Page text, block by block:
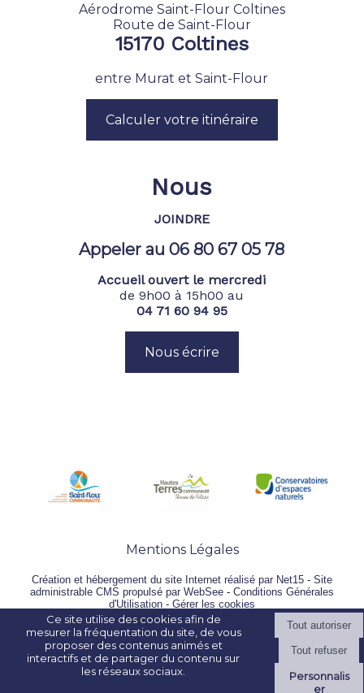
Aérodrome Saint-Flour Coltines
Route de Saint-Flour
15170 Coltines
entre Murat et Saint-Flour
Calculer votre itinéraire
Nous
JOINDRE
Appeler au 06 80 67 05 78
Accueil ouvert le mercredi
de 9h00 à 15h00 au
04 71 60 94 95
Nous écrire
Mentions Légales
Création et hébergement du site Internet réalisé par Net15 - Site
administrable CMS propulsé par WebSee - Conditions Générales
d'Utilisation - Gérer les cookies
Ce site utilise des cookies afin de
mesurer la fréquentation du site, de vous
proposer des contenus animés et
interactifs et de partager du contenu sur
les réseaux sociaux.
Personnalis
er